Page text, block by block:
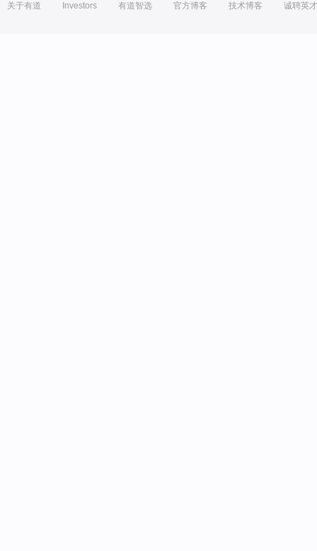
关于有道 Investors 有道智选 官方博客 技术博客 诚聘英才